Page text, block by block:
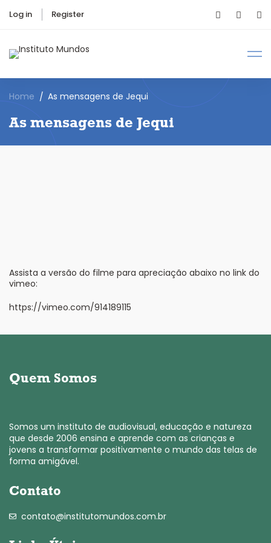
Log in Register
Home As mensagens de Jequi
As mensagens de Jequi
Assista a versão do filme para apreciação abaixo no link do
vimeo:
https://vimeo.com/914189115
Quem Somos
Somos um instituto de audiovisual, educação e natureza
que desde 2006 ensina e aprende com as crianças e
jovens a transformar positivamente o mundo das telas de
forma amigável.
Contato
contato@institutomundos.com.br